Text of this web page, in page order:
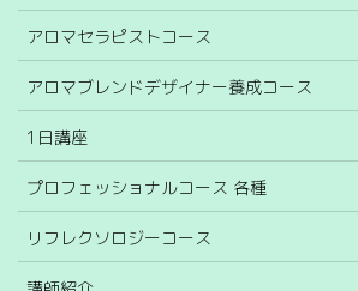
アロマセラピストコース
アロマブレンドデザイナー養成コース
1日講座
プロフェッショナルコース 各種
リフレクソロジーコース